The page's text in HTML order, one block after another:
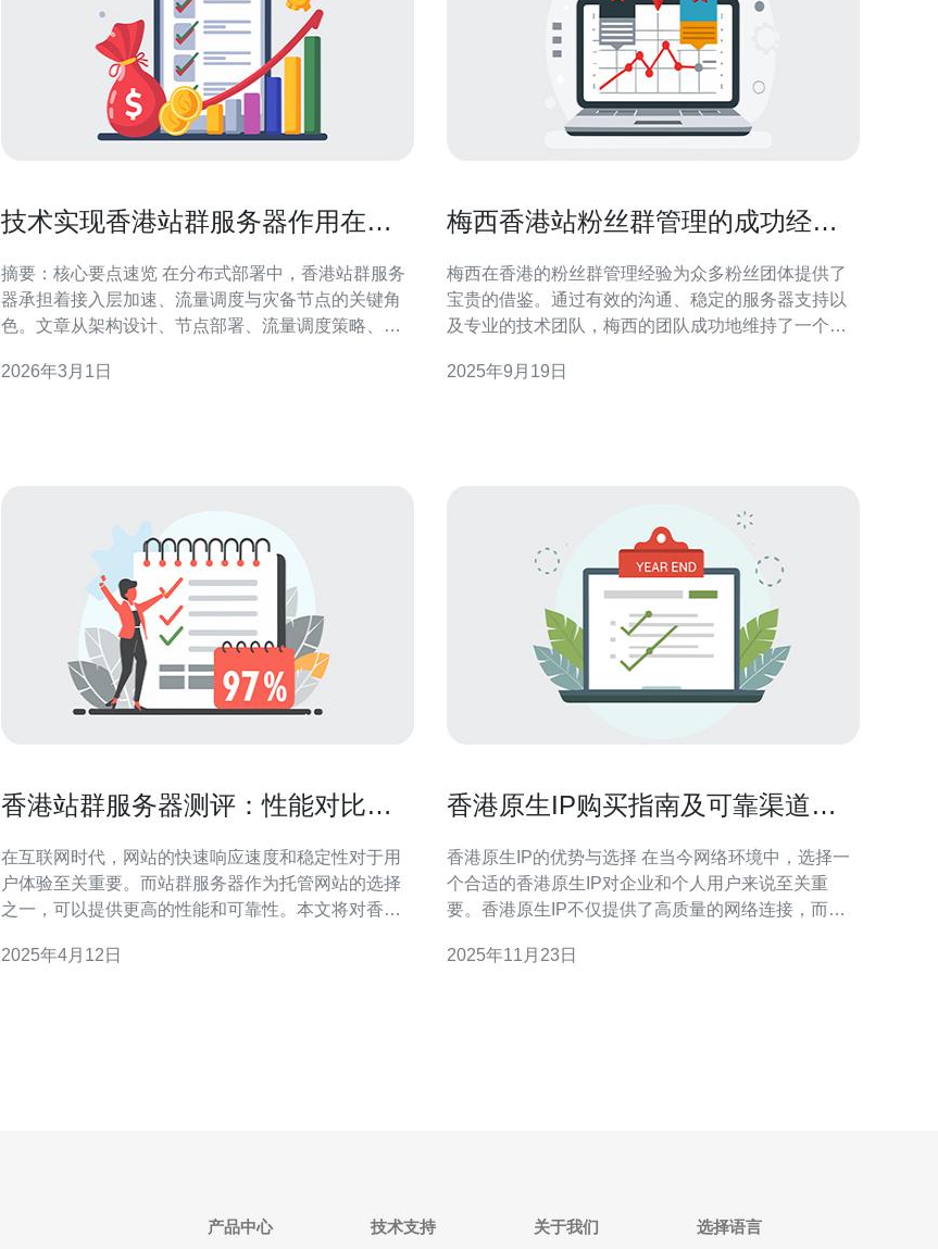
技术实现香港站群服务器作用在分
摘要：核心要点速览 在分布式部署中，香港站群服务
器承担着接入层加速、流量调度与灾备节点的关键角
色。文章从架构设计、节点部署、流量调度策略、内
基于容器与编排平台的落地方法，结合
2026年3月1日
梅西香港站粉丝群管理的成功经验
梅西在香港的粉丝群管理经验为众多粉丝团体提供了
宝贵的借鉴。通过有效的沟通、稳定的服务器支持以
及专业的技术团队，梅西的团队成功地维持了一个活
验，并推荐德讯电讯作为网络服务的首选。 粉丝群的
2025年9月19日
香港站群服务器测评：性能对比及
在互联网时代，网站的快速响应速度和稳定性对于用
户体验至关重要。而站群服务器作为托管网站的选择
之一，可以提供更高的性能和可靠性。本文将对香港
议。 在选择站群服务器之前，我们首先需要了解不同
2025年4月12日
香港原生IP购买指南及可靠渠道推
香港原生IP的优势与选择 在当今网络环境中，选择一
个合适的香港原生IP对企业和个人用户来说至关重
要。香港原生IP不仅提供了高质量的网络连接，而且
外网站或进行网络营销的用户来说，香港原生IP被认
2025年11月23日
产品中心 技术支持 关于我们 选择语言